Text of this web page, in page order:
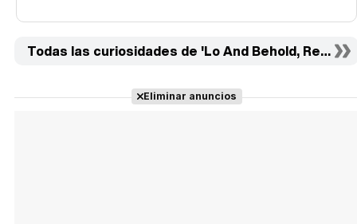
Todas las curiosidades de 'Lo And Behold,
Eliminar anuncios